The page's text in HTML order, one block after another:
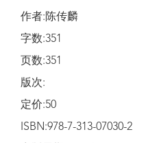
作者:陈传麟
字数:351
页数:351
版次:
定价:50
ISBN:978-7-313-07030-2